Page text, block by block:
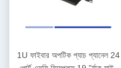
1U ফাইবার অপটিক প্যাচ প্যানেল 24